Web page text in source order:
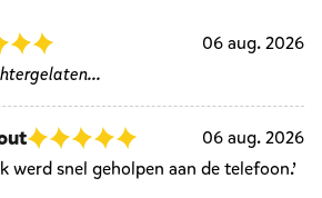
06 aug. 2026
06 aug. 2026
werd snel geholpen aan de telefoon.’